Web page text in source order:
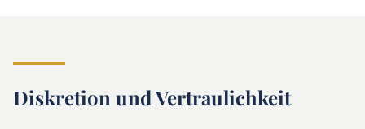
Diskretion und Vertraulichkeit